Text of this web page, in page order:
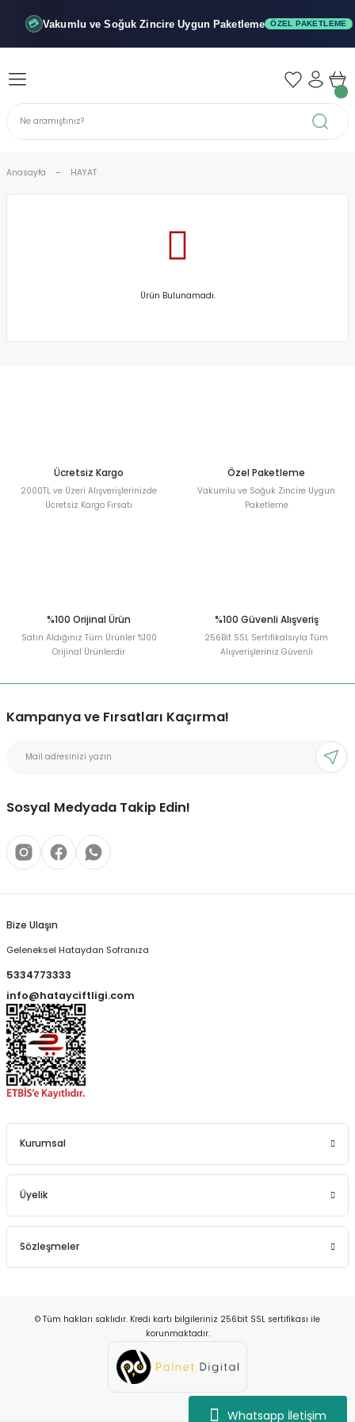
Whatsapp İletişim
💳 Vakumlu ve SoğukZincire Uygun Paketleme ÖZEL PAKETLEME
Geri Dön
Geri Dön
Geri Dön
Anasayfa HAYAT
Ürün Bulunamadı.
Ücretsiz Kargo
2000TL ve Üzeri Alışverişlerinizde
Ücretsiz Kargo Fırsatı
Özel Paketleme
Vakumlu ve Soğuk Zincire Uygun
Paketleme
%100 Orijinal Ürün
Satın Aldığınız Tüm Ürünler %100
Orijinal Ürünlerdir
%100 Güvenli Alışveriş
256Bit SSL Sertifikalsıyla Tüm
Alışverişleriniz Güvenli
Kampanya ve Fırsatları Kaçırma!
Sosyal Medyada Takip Edin!
Bize Ulaşın
Geleneksel Hataydan Sofranıza
5334773333
info@hatayciftligi.com
Kurumsal
Üyelik
Sözleşmeler
© Tüm hakları saklıdır. Kredi kartı bilgileriniz 256bit SSL sertifikası ile
korunmaktadır.